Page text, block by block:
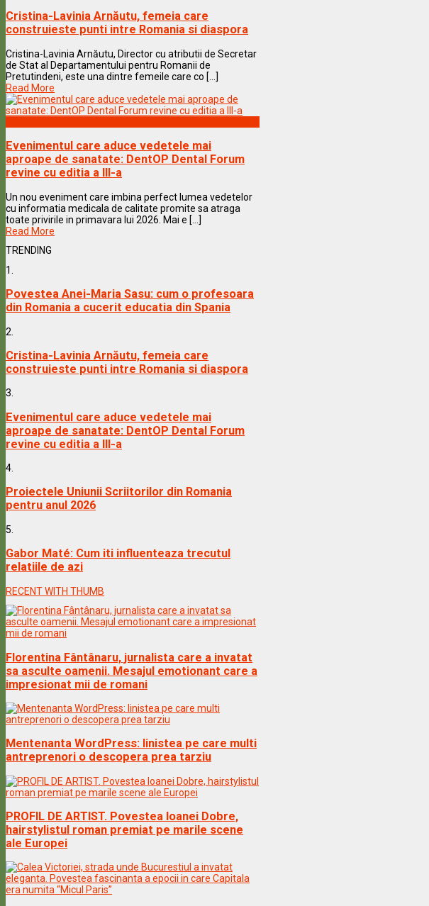
Cristina-Lavinia Arnăutu, femeia care
construieste punti intre Romania si diaspora
Cristina-Lavinia Arnăutu, Director cu atributii de Secretar
de Stat al Departamentului pentru Romanii de
Pretutindeni, este una dintre femeile care co [...]
Read More
Evenimentul care aduce vedetele mai
aproape de sanatate: DentOP Dental Forum
revine cu editia a III-a
Un nou eveniment care imbina perfect lumea vedetelor
cu informatia medicala de calitate promite sa atraga
toate privirile in primavara lui 2026. Mai e [...]
Read More
TRENDING
1.
Povestea Anei-Maria Sasu: cum o profesoara
din Romania a cucerit educatia din Spania
2.
Cristina-Lavinia Arnăutu, femeia care
construieste punti intre Romania si diaspora
3.
Evenimentul care aduce vedetele mai
aproape de sanatate: DentOP Dental Forum
revine cu editia a III-a
4.
Proiectele Uniunii Scriitorilor din Romania
pentru anul 2026
5.
Gabor Maté: Cum iti influenteaza trecutul
relatiile de azi
RECENT WITH THUMB
Florentina Fântânaru, jurnalista care a invatat
sa asculte oamenii. Mesajul emotionant care a
impresionat mii de romani
Mentenanta WordPress: linistea pe care multi
antreprenori o descopera prea tarziu
PROFIL DE ARTIST. Povestea Ioanei Dobre,
hairstylistul roman premiat pe marile scene
ale Europei